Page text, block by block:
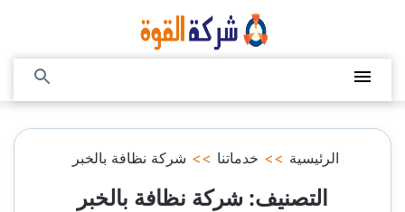
المحتوى
الرئيسية >> خدماتنا >> شركة نظافة بالخبر
التصنيف: شركة نظافة بالخبر